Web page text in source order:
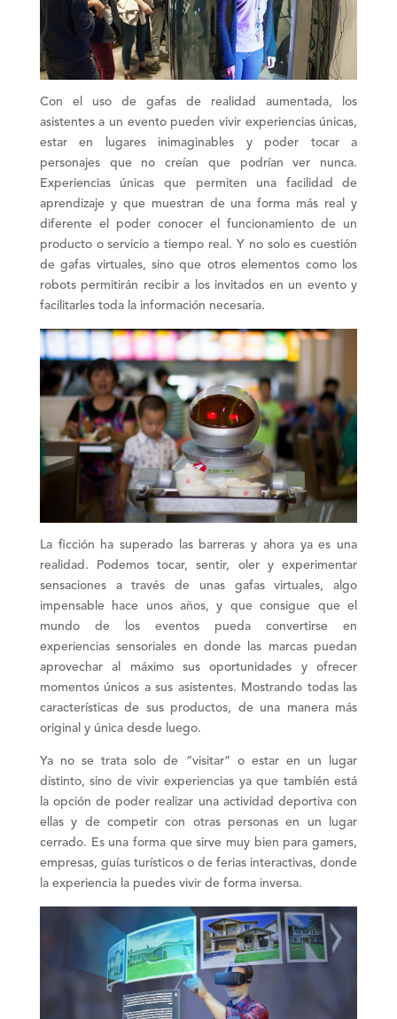
Con el uso de gafas de realidad aumentada, los
asistentes a un evento pueden vivir experiencias únicas,
estar en lugares inimaginables y poder tocar a
personajes que no creían que podrían ver nunca.
Experiencias únicas que permiten una facilidad de
aprendizaje y que muestran de una forma más real y
diferente el poder conocer el funcionamiento de un
producto o servicio a tiempo real. Y no solo es cuestión
de gafas virtuales, sino que otros elementos como los
robotspermitirán recibir a los invitados en un evento y
facilitarles toda la información necesaria.
La ficción ha superado las barreras y ahora ya es una
realidad. Podemos tocar, sentir, oler y experimentar
sensacionesa través de unas gafas virtuales, algo
impensable hace unos años, y que consigue que el
mundo de los eventos pueda convertirse en
experienciassensoriales en donde las marcas puedan
aprovechar al máximo sus oportunidades y ofrecer
momentos únicos a sus asistentes. Mostrando todas las
características de sus productos, de una manera más
original y única desde luego.
Ya no se trata solo de “visitar” o estar en un lugar
distinto, sino de vivir experiencias ya que también está
la opción de poder realizar una actividad deportiva con
ellas y de competir con otras personas en un lugar
cerrado. Es una forma que sirve muy bien para gamers,
empresas, guías turísticos o de ferias interactivas, donde
la experiencia la puedes vivir de forma inversa.